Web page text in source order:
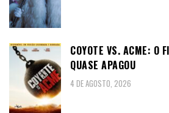
COYOTE VS. ACME: O
QUASE APAGOU
4 DE AGOSTO, 2026